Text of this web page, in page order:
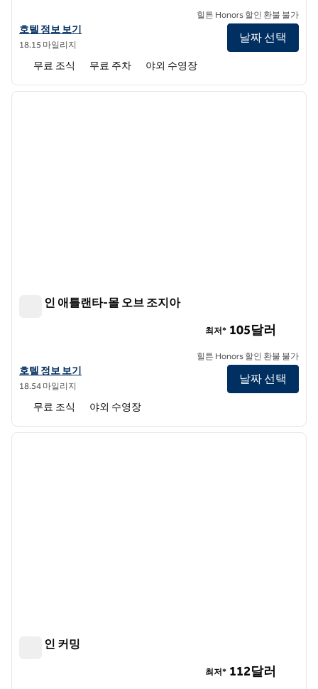
홈2 스위트 바이 힐튼 뷰포드 몰 오브 조지아의 호텔 정보 보기
호텔 정보 보기
18.15 마일리지
힐튼 Honors 할인 환불 불가
날짜 선택
무료 조식 무료 주차 야외 수영장
1/11
다음
햄튼 인 애틀랜타-몰 오브 조지아
햄튼 인 애틀랜타-몰 오브 조지아의 호텔 정보 보기
호텔 정보 보기
18.54 마일리지
최저* 105달러
힐튼 Honors 할인 환불 불가
날짜 선택
무료 조식 야외 수영장
1/12
다음
햄튼 인 커밍
최저* 112달러